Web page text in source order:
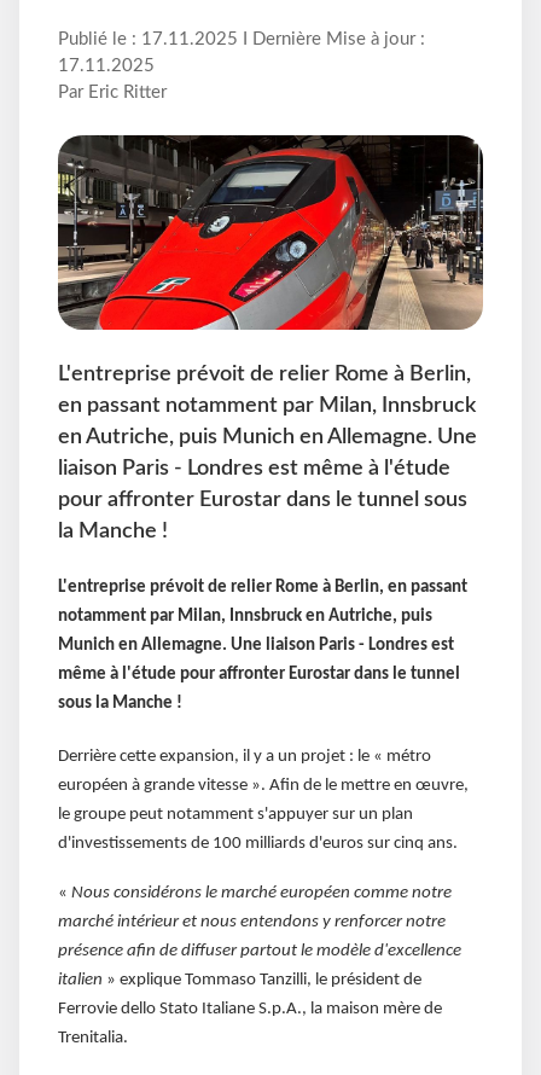
Publié le : 17.11.2025 I Dernière Mise à jour :
17.11.2025
Par Eric Ritter
L'entreprise prévoit de relier Rome à Berlin,
en passant notamment par Milan, Innsbruck
en Autriche, puis Munich en Allemagne. Une
liaison Paris - Londres est même à l'étude
pour affronter Eurostar dans le tunnel sous
la Manche !
L'entreprise prévoit de relier Rome à Berlin, en passant
notamment par Milan, Innsbruck en Autriche, puis
Munich en Allemagne. Une liaison Paris - Londres est
même à l'étude pour affronter Eurostar dans le tunnel
sous la Manche !
Derrière cette expansion, il y a un projet : le « métro
européen à grande vitesse ». Afin de le mettre en œuvre,
le groupe peut notamment s'appuyer sur un plan
d'investissements de 100 milliards d'euros sur cinq ans.
« Nous considérons le marché européen comme notre
marché intérieur et nous entendons y renforcer notre
présence afin de diffuser partout le modèle d'excellence
italien » explique Tommaso Tanzilli, le président de
Ferrovie dello Stato Italiane S.p.A., la maison mère de
Trenitalia.